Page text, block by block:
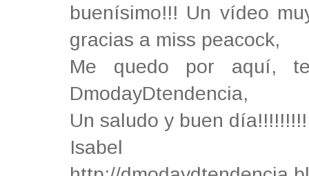
buenísimo!!! Un vídeo
gracias a miss peacock,
Me quedo por aquí,
DmodayDtendencia,
Un saludo y buen
Isabel